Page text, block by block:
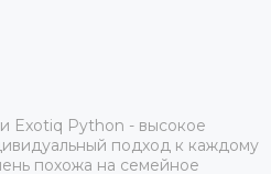
Exotiq Python - высокое
подход к каждому
похожа на семейное